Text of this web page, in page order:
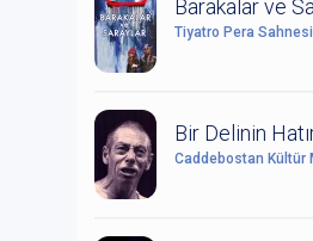
Tiyatro Pera Sahnesi